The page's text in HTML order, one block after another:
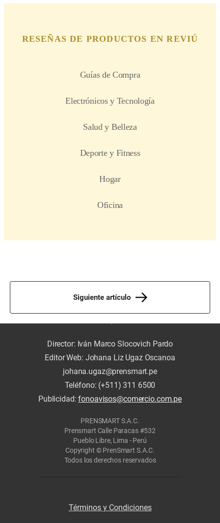
Siguiente artículo
Director: Iván Marco Slocovich Pardo
Editor Web: Johana Liz Ugaz Oscanoa
johana.ugaz@prensmart.pe
Teléfono: (+511) 311 6500
Publicidad:fonoavisos@comercio.com.pe
PRENSMART S.A.C.
Prensmart Calle Paracas #532
Pueblo Libre, Lima - Perú
Copyright © PrenSmart S.A.C.
Todos los derechos reservados
Términos y Condiciones